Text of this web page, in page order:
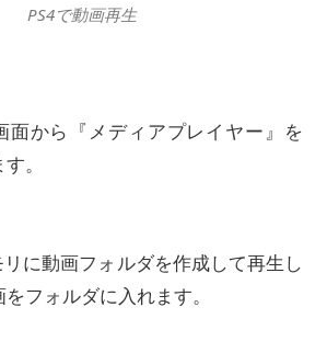
PS4で動画再生
面から『メディアプレイヤー』を
。
リに動画フォルダを作成して再生し
フォルダに入れます。